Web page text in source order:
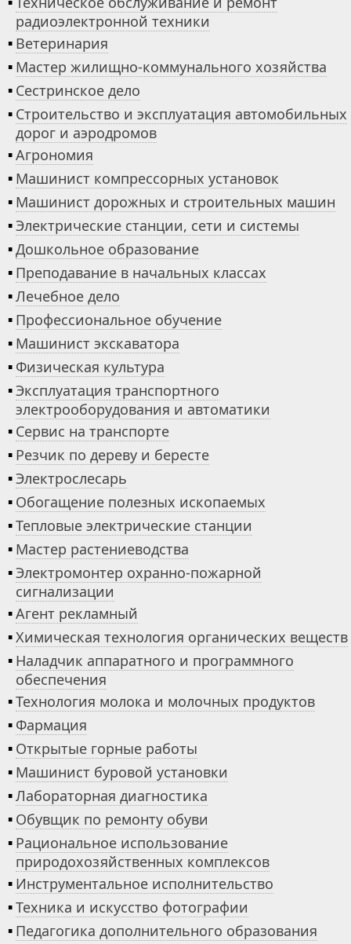
радиоэлектронной техники
▪ Ветеринария
▪ Мастер жилищно-коммунального хозяйства
▪ Сестринское дело
▪ Строительство и эксплуатация автомобильных
дорог и аэродромов
▪Агрономия
▪ Машинист компрессорных установок
▪ Машинист дорожных и строительных машин
▪Электрические станции, сети и системы
▪Дошкольное образование
▪ Преподавание в начальных классах
▪Лечебное дело
▪ Профессиональное обучение
▪ Машинист экскаватора
▪ Физическая культура
▪Эксплуатация транспортного
электрооборудования и автоматики
▪ Сервис на транспорте
▪ Резчик по дереву и бересте
▪Электрослесарь
▪ Обогащение полезных ископаемых
▪Тепловые электрические станции
▪ Мастер растениеводства
▪Электромонтер охранно-пожарной
сигнализации
▪Агент рекламный
▪Химическая технология органических веществ
▪ Наладчик аппаратного и программного
обеспечения
▪Технология молока и молочных продуктов
▪ Фармация
▪ Открытые горные работы
▪ Машинист буровой установки
▪Лабораторная диагностика
▪ Обувщик по ремонту обуви
▪ Рациональное использование
природохозяйственных комплексов
▪ Инструментальное исполнительство
▪Техника и искусство фотографии
▪ Педагогика дополнительного образования